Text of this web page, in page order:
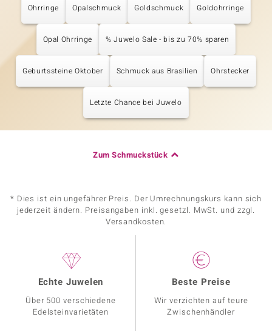
Ohrringe Opalschmuck Goldschmuck Goldohrringe
Opal Ohrringe % Juwelo Sale - bis zu 70% sparen
Geburtssteine Oktober Schmuck aus Brasilien Ohrstecker
Letzte Chance bei Juwelo
Zum Schmuckstück
* Dies ist ein ungefährer Preis. Der Umrechnungskurs kann sich
jederzeit ändern. Preisangaben inkl. gesetzl. MwSt. und zzgl.
Versandkosten.
Echte Juwelen
Über 500 verschiedene
Edelsteinvarietäten
Beste Preise
Wir verzichten auf teure
Zwischenhändler